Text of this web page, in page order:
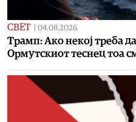
СВЕТ 04.08.2026
Tрамп: Ако некој треба
Ормутскиот теснец тоа